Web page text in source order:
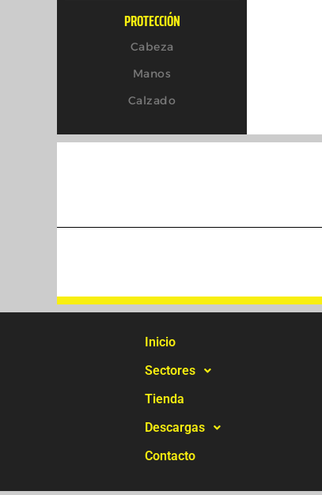
PROTECCIÓN
Cabeza
Manos
Calzado
Inicio
Sectores
Tienda
Descargas
Contacto